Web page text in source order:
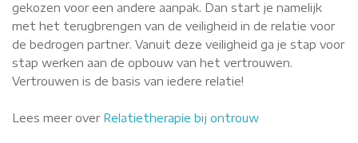
gekozen voor een andere aanpak. Dan start je namelijk
met het terugbrengen van de veiligheid in de relatie voor
de bedrogen partner. Vanuit deze veiligheid ga je stap voor
stap werken aan de opbouw van het vertrouwen.
Vertrouwen is de basis van iedere relatie!
Lees meer over Relatietherapie bij ontrouw